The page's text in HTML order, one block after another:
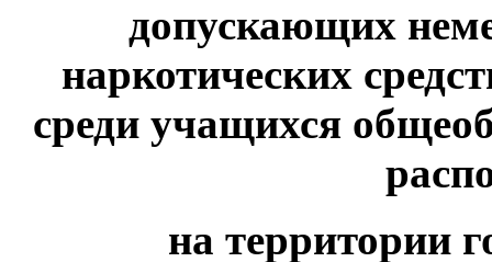
допускающих
наркотических
среди учащихся
на территории